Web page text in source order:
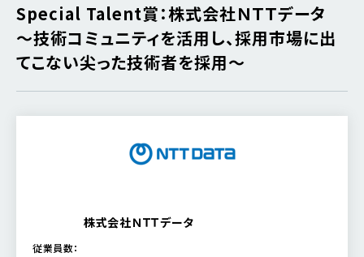
Special Talent賞：株式会社ＮＴＴデータ
～技術コミュニティを活用し、採用市場に出
てこない尖った技術者を採用～
株式会社ＮＴＴデータ
従業員数：